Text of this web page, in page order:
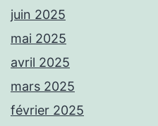
juin 2025
mai 2025
avril 2025
mars 2025
février 2025